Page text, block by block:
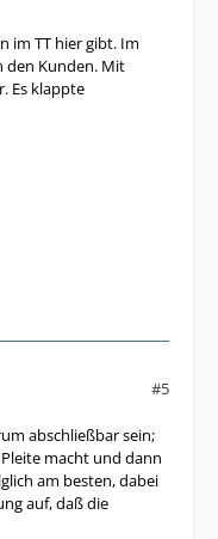
im TT hier gibt. Im
den Kunden. Mit
Es klappte
#5
abschließbar sein;
macht und dann
am besten, dabei
auf, daß die